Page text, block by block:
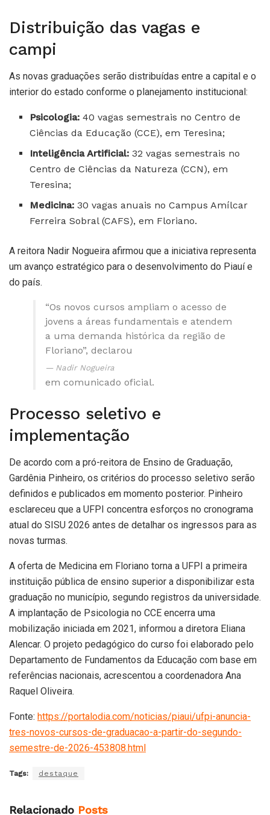
Distribuição das vagas e
campi
As novas graduações serão distribuídas entre a capital e o
interior do estado conforme o planejamento institucional:
Psicologia: 40 vagas semestrais no Centro de
Ciências da Educação (CCE), em Teresina;
Inteligência Artificial: 32 vagas semestrais no
Centro de Ciências da Natureza (CCN), em
Teresina;
Medicina: 30 vagas anuais no Campus Amílcar
Ferreira Sobral (CAFS), em Floriano.
A reitora Nadir Nogueira afirmou que a iniciativa representa
um avanço estratégico para o desenvolvimento do Piauí e
do país.
“Os novos cursos ampliam o acesso de
jovens a áreas fundamentais e atendem
a uma demanda histórica da região de
Floriano”, declarou
Nadir Nogueira
em comunicado oficial.
Processo seletivo e
implementação
De acordo com a pró-reitora de Ensino de Graduação,
Gardênia Pinheiro, os critérios do processo seletivo serão
definidos e publicados em momento posterior. Pinheiro
esclareceu que a UFPI concentra esforços no cronograma
atual do SISU 2026 antes de detalhar os ingressos para as
novas turmas.
A oferta de Medicina em Floriano torna a UFPI a primeira
instituição pública de ensino superior a disponibilizar esta
graduação no município, segundo registros da universidade.
A implantação de Psicologia no CCE encerra uma
mobilização iniciada em 2021, informou a diretora Eliana
Alencar. O projeto pedagógico do curso foi elaborado pelo
Departamento de Fundamentos da Educação com base em
referências nacionais, acrescentou a coordenadora Ana
Raquel Oliveira.
Fonte: https://portalodia.com/noticias/piaui/ufpi-anuncia-
tres-novos-cursos-de-graduacao-a-partir-do-segundo-
semestre-de-2026-453808.html
Tags: destaque
Relacionado Posts